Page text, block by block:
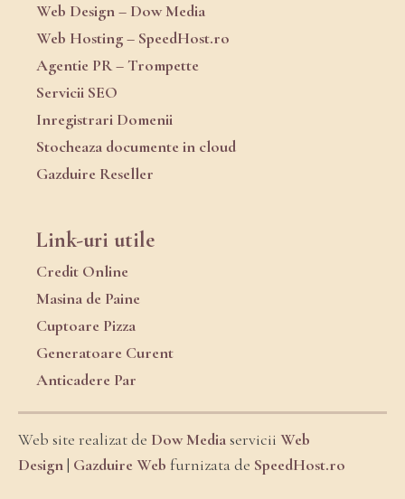
Web Design – Dow Media
Web Hosting – SpeedHost.ro
Agentie PR – Trompette
Servicii SEO
Inregistrari Domenii
Stocheaza documente in cloud
Gazduire Reseller
Link-uri utile
Credit Online
Masina de Paine
Cuptoare Pizza
Generatoare Curent
Anticadere Par
Web site realizat de Dow Mediaservicii Web
Design| Gazduire Web furnizata de SpeedHost.ro